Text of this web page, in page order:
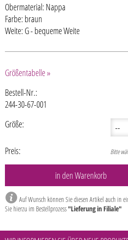
Obermaterial: Nappa
Farbe: braun
Weite: G - bequeme Weite
Größentabelle »
Bestell-Nr.:
244-30-67-001
Größe:
Preis: Bitte
Auf Wunsch können Sie diesen Artikel auch in
Sie hierzu im Bestellprozess"Lieferung in Filiale"